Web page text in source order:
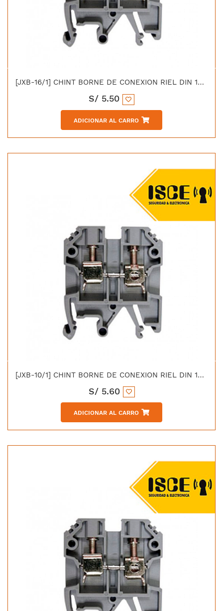
[JXB-16/1] CHINT BORNE DE CONEXION RIEL DIN 16MM GRIS
S/ 5.50
ADICIONAR AL CARRO
[JXB-10/1] CHINT BORNE DE CONEXION RIEL DIN 10MM GRIS
S/ 5.60
ADICIONAR AL CARRO